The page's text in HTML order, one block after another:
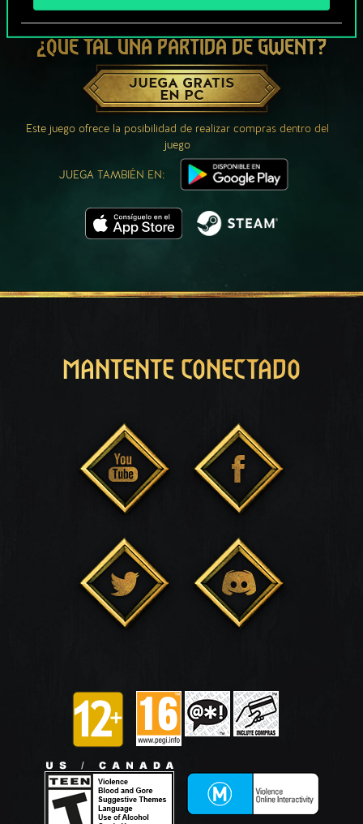
¿QUÉ TAL UNA PARTIDA DE GWENT?
JUEGA GRATIS
EN PC
Este juego ofrece la posibilidad de realizar compras dentro del
juego
JUEGA TAMBIÉN EN:
MANTENTE CONECTADO